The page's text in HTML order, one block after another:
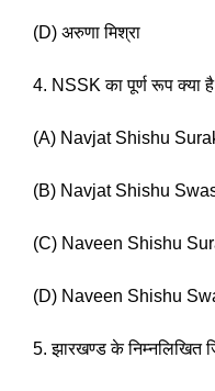
(D) अरुणा मिश्रा
4. NSSK का पूर्ण रूप क्या
(A) Navjat Shishu
(B) Navjat Shishu
(C) Naveen Shishu
(D) Naveen Shishu
5. झारखण्ड के निम्नलिखित